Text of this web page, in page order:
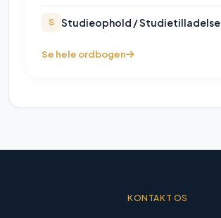
S Studieophold / Studietilladelse
Se hele ordbogen
KONTAKT OS